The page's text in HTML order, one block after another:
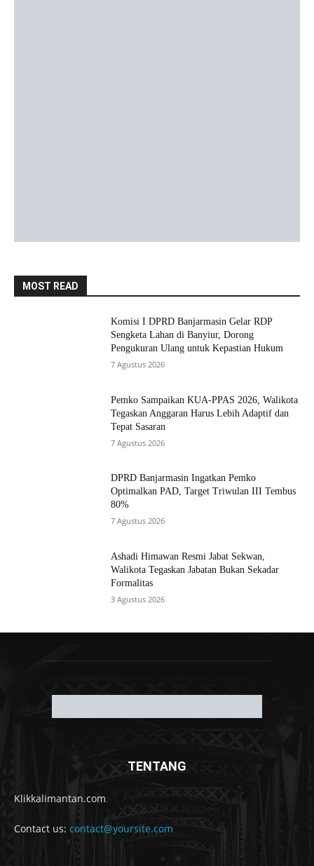
MOST READ
Komisi I DPRD Banjarmasin Gelar RDP
Sengketa Lahan di Banyiur, Dorong
Pengukuran Ulang untuk Kepastian Hukum
7 Agustus 2026
Pemko Sampaikan KUA-PPAS 2026, Walikota
Tegaskan Anggaran Harus Lebih Adaptif dan
Tepat Sasaran
7 Agustus 2026
DPRD Banjarmasin Ingatkan Pemko
Optimalkan PAD, Target Triwulan III Tembus
80%
7 Agustus 2026
Ashadi Himawan Resmi Jabat Sekwan,
Walikota Tegaskan Jabatan Bukan Sekadar
Formalitas
3 Agustus 2026
TENTANG
Klikkalimantan.com
Contact us: contact@yoursite.com